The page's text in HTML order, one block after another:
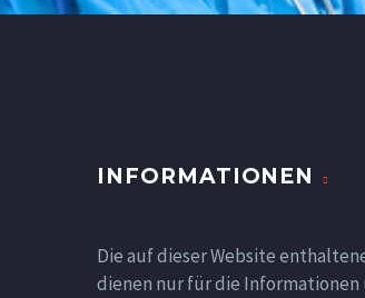
INFORMATIONEN
Die auf dieser Website
dienen nur für die Informationen